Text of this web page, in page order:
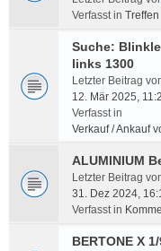
Verfasst in Treffen
Suche:
links 1300
Letzter Beitrag
12. Mär 2025,
Verfasst in
Verkauf / Ankauf
ALUMINIUM
Letzter Beitrag
31. Dez 2024,
Verfasst in
BERTONE X